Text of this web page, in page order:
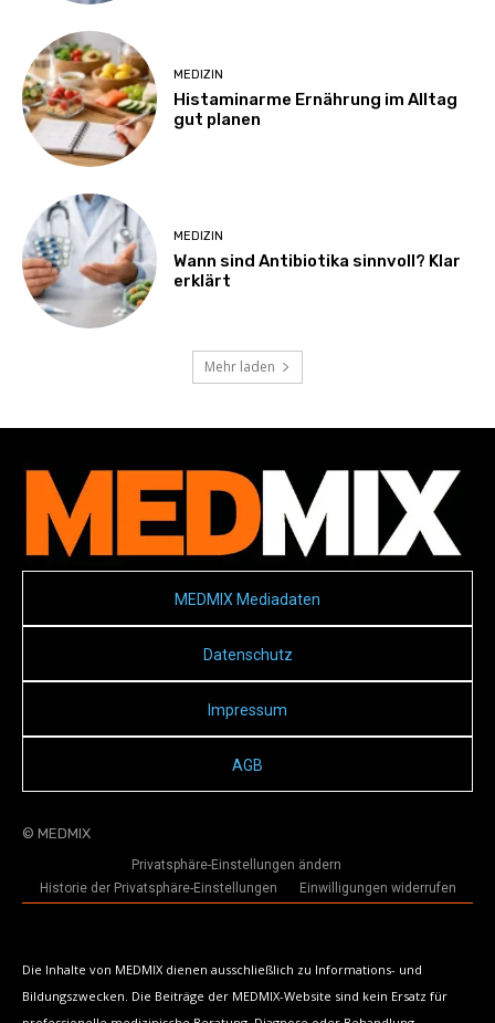
MEDIZIN
Histaminarme Ernährung im Alltag
gut planen
MEDIZIN
Wann sind Antibiotika sinnvoll? Klar
erklärt
Mehr laden
MEDMIX Mediadaten
Datenschutz
Impressum
AGB
© MEDMIX
Privatsphäre-Einstellungen ändern
Historie der Privatsphäre-Einstellungen
Einwilligungen widerrufen
Die Inhalte von MEDMIX dienen ausschließlich zu Informations- und
Bildungszwecken. Die Beiträge der MEDMIX-Website sind kein Ersatz für